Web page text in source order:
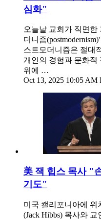
심화"
오늘날 교회가 직면한
더니즘
스트모더니즘은 절대
개인의 경험과 문화적
위에 …
Oct 13, 2025 10:05 AM
美 잭 힙스 목사 "
기도"
미국 캘리포니아에 위
(Jack Hibbs) 목사와